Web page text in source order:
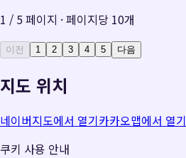
1 / 5페이지 · 페이지당 10개
이전 1 2 3 4 5 다음
지도 위치
네이버지도에서 열기카카오맵에서 열기
쿠키 사용 안내